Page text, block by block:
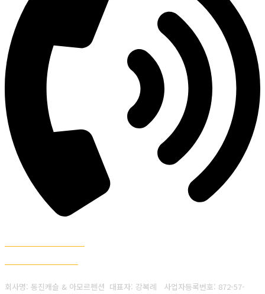
회사명: 동진캐슬 & 아모르펜션 대표자: 강복례 사업자등록번호: 872-57-